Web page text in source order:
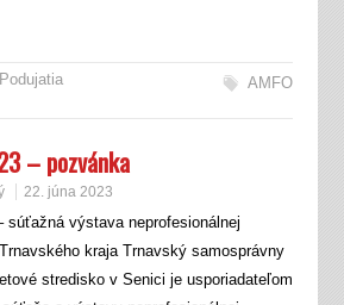
Podujatia
AMFO
– pozvánka
22. júna 2023
súťažná výstava neprofesionálnej
kraja Trnavský samosprávny
stredisko v Senici je usporiadateľom